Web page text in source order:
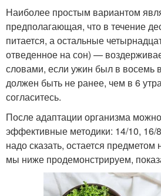
Наиболее простым вариантом
предполагающая, что в течение
питается, а остальные
отведенное на сон) —
словами, если ужин был в восемь
должен быть не ранее, чем в 6
согласитесь.
После адаптации организма
эффективные методики: 14/10,
надо сказать, остается предметом
мы ниже продемонстрируем,